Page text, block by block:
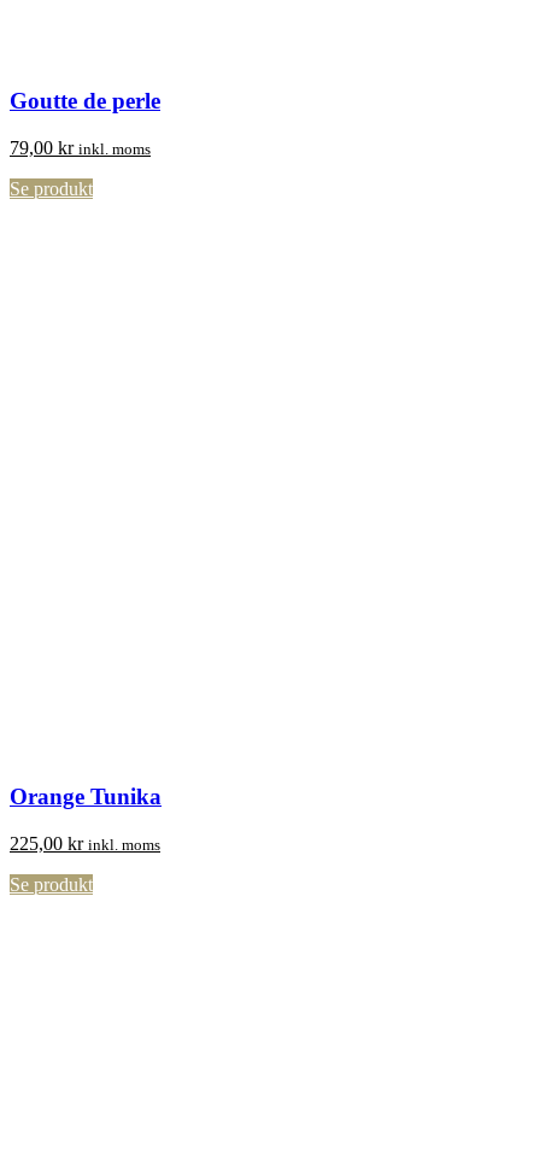
Goutte de perle
79,00 kr inkl. moms
Se produkt
Orange Tunika
225,00 kr inkl. moms
Se produkt